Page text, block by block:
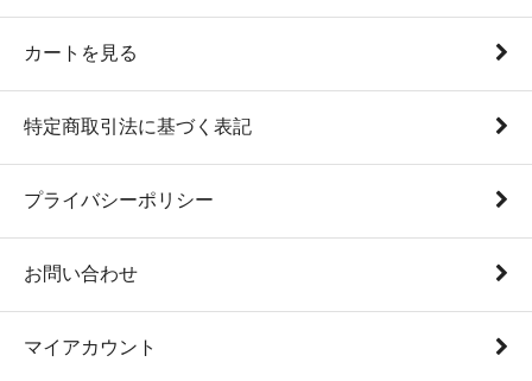
カートを見る
特定商取引法に基づく表記
プライバシーポリシー
お問い合わせ
マイアカウント